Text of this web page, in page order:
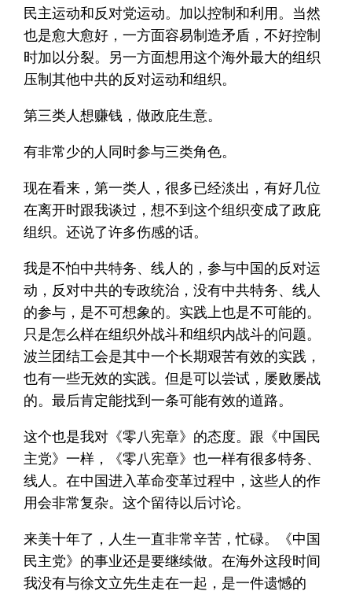
民主运动和反对党运动。加以控制和利用。当然
也是愈大愈好，一方面容易制造矛盾，不好控制
时加以分裂。另一方面想用这个海外最大的组织
压制其他中共的反对运动和组织。
第三类人想赚钱，做政庇生意。
有非常少的人同时参与三类角色。
现在看来，第一类人，很多已经淡出，有好几位
在离开时跟我谈过，想不到这个组织变成了政庇
组织。还说了许多伤感的话。
我是不怕中共特务、线人的，参与中国的反对运
动，反对中共的专政统治，没有中共特务、线人
的参与，是不可想象的。实践上也是不可能的。
只是怎么样在组织外战斗和组织内战斗的问题。
波兰团结工会是其中一个长期艰苦有效的实践，
也有一些无效的实践。但是可以尝试，屡败屡战
的。最后肯定能找到一条可能有效的道路。
这个也是我对《零八宪章》的态度。跟《中国民
主党》一样，《零八宪章》也一样有很多特务、
线人。在中国进入革命变革过程中，这些人的作
用会非常复杂。这个留待以后讨论。
来美十年了，人生一直非常辛苦，忙碌。《中国
民主党》的事业还是要继续做。在海外这段时间
我没有与徐文立先生走在一起，是一件遗憾的